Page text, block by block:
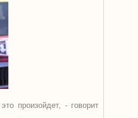
произойдет, - говорит